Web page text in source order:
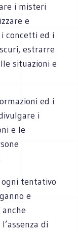
i misteri
e
concetti ed i
estrarre
situazioni e
ed i
i
e le
ogni tentativo
e
di